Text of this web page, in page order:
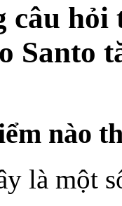
câu hỏi
Santo
nào
là một